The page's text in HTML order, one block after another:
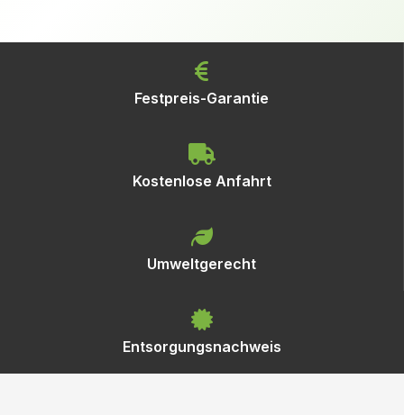
Festpreis-Garantie
Kostenlose Anfahrt
Umweltgerecht
Entsorgungsnachweis